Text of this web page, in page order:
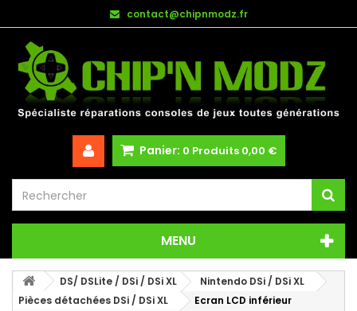
contact@chipnmodz.fr
Panier: 0 Produits 0,00 €
MENU
DS/ DSLite / DSi / DSi XL
Nintendo DSi / DSi XL
Pièces détachées DSi / DSi XL
Ecran LCD inférieur